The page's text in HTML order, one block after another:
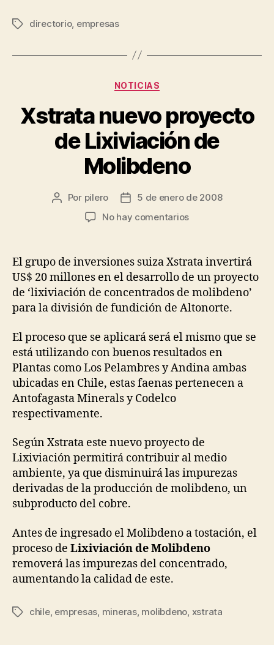
Etiquetas
directorio, empresas
Categorías
NOTICIAS
Xstrata nuevo proyecto
de Lixiviación de
Molibdeno
Autor
Por pilero
Fecha
la
5 de enero de 2008
No hay comentariosen
proyecto
Lixiviación
de
Molibdeno
El grupo de inversiones suiza Xstrata invertirá
US$ 20 millones en el desarrollo de un proyecto
de ‘lixiviación de concentrados de molibdeno’
para la división de fundición de Altonorte.
El proceso que se aplicará será el mismo que se
está utilizando con buenos resultados en
Plantas como Los Pelambres y Andina ambas
ubicadas en Chile, estas faenas pertenecen a
Antofagasta Minerals y Codelco
respectivamente.
Según Xstrata este nuevo proyecto de
Lixiviación permitirá contribuir al medio
ambiente, ya que disminuirá las impurezas
derivadas de la producción de molibdeno, un
subproducto del cobre.
Antes de ingresado el Molibdeno a tostación, el
proceso de Lixiviación de Molibdeno
removerá las impurezas del concentrado,
aumentando la calidad de este.
Etiquetas
chile, empresas mineras, molibdeno xstrata